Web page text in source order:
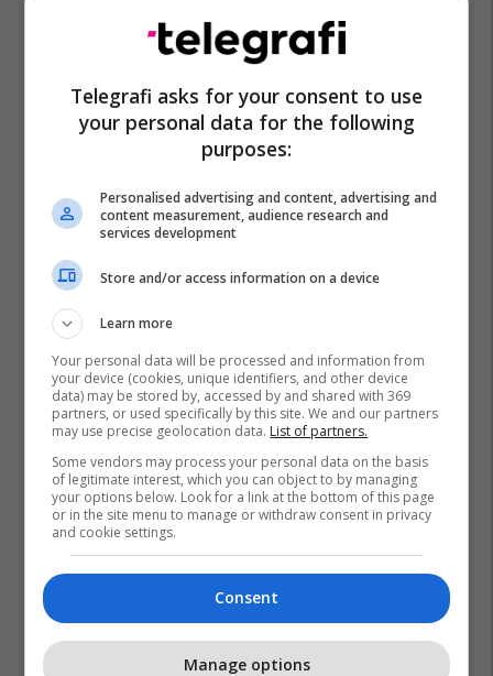
Fabjola Elezaj Ferma Vip
Telegrafi asks for your consent to use
your personal data for the following
purposes:
Personalised advertising and content, advertising and
content measurement, audience research and
services development
Store and/or access information on a device
Learn more
Your personal data will be processed and information from
your device (cookies, unique identifiers, and other device
data) may be stored by, accessed by and shared with 369
partners, or used specifically by this site. We and our partners
may use precise geolocation data. List of partners.
Some vendors may process your personal data on the basis
of legitimate interest, which you can object to by managing
your options below. Look for a link at the bottom of this page
or in the site menu to manage or withdraw consent in privacy
and cookie settings.
Consent
Manage options